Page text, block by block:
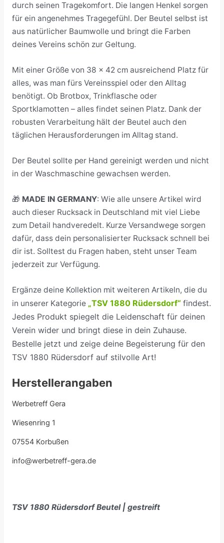
durch seinen Tragekomfort. Die langen Henkel sorgen
für ein angenehmes Tragegefühl. Der Beutel selbst ist
aus natürlicher Baumwolle und bringt die Farben
deines Vereins schön zur Geltung.
Mit einer Größe von 38 x 42 cm ausreichend Platz für
alles, was man fürs Vereinsspiel oder den Alltag
benötigt. Ob Brotbox, Trinkflasche oder
Sportklamotten – alles findet seinen Platz. Dank der
robusten Verarbeitung hält der Beutel auch den
täglichen Herausforderungen im Alltag stand.
Der Beutel sollte per Hand gereinigt werden und nicht
in der Waschmaschine gewachsen werden.
🎁 MADE IN GERMANY: Wie alle unsere Artikel wird
auch dieser Rucksack in Deutschland mit viel Liebe
zum Detail handveredelt. Kurze Versandwege sorgen
dafür, dass dein personalisierter Rucksack schnell bei
dir ist. Solltest du Fragen haben, steht unser Team
jederzeit zur Verfügung.
Ergänze deine Kollektion mit weiteren Artikeln, die du
in unserer Kategorie „TSV 1880 Rüdersdorf“ findest.
Jedes Produkt spiegelt die Leidenschaft für deinen
Verein wider und bringt diese in dein Zuhause.
Bestelle jetzt und zeige deine Begeisterung für den
TSV 1880 Rüdersdorf auf stilvolle Art!
Herstellerangaben
Werbetreff Gera
Wiesenring 1
07554 Korbußen
info@werbetreff-gera.de
TSV 1880 Rüdersdorf Beutel | gestreift